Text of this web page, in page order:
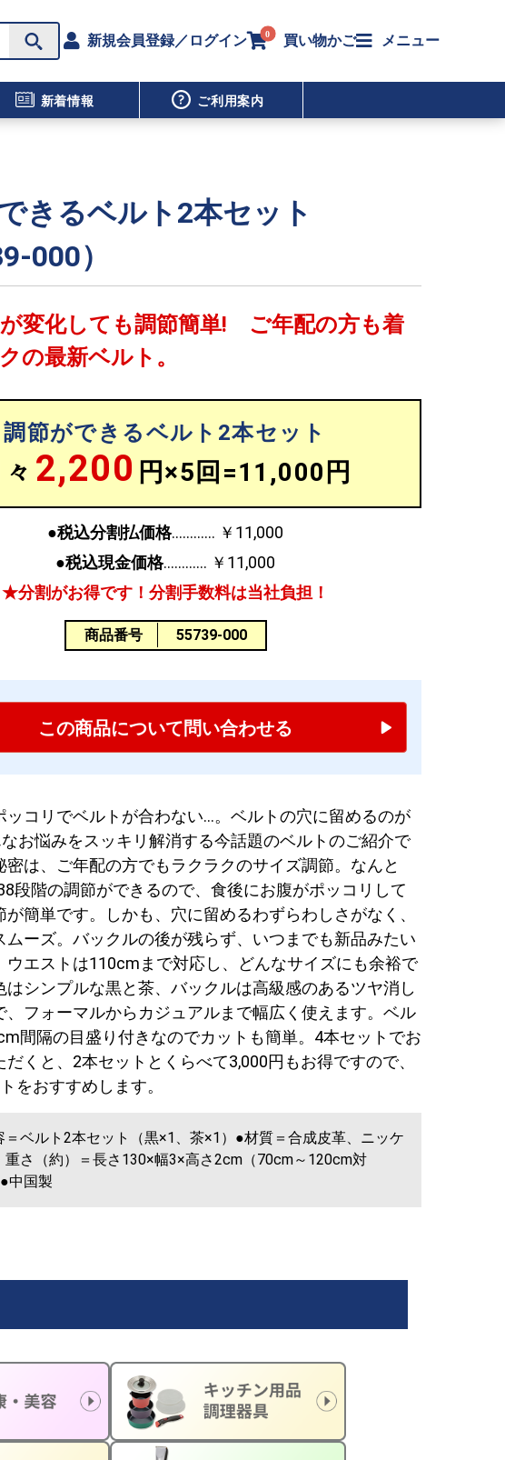
新規会員登録／ログイン 0 買い物かご メニュー
新着情報 ご利用案内
きるベルト2本セット
000）
変化しても調節簡単! ご年配の方も着
の最新ベルト。
調節ができるベルト2本セット
2,200 円×5回=11,000円
●税込分割払価格
￥11,000
●税込現金価格
￥11,000
★分割がお得です！分割手数料は当社負担！
商品番号 55739-000
この商品について問い合わせる
ッコリでベルトが合わない…。ベルトの穴に留めるのが
お悩みをスッキリ解消する今話題のベルトのご紹介で
密は、ご年配の方でもラクラクのサイズ調節。なんと
段階の調節ができるので、食後にお腹がポッコリして
が簡単です。しかも、穴に留めるわずらわしさがなく、
ムーズ。バックルの後が残らず、いつまでも新品みたい
ウエストは110cmまで対応し、どんなサイズにも余裕で
はシンプルな黒と茶、バックルは高級感のあるツヤ消し
、フォーマルからカジュアルまで幅広く使えます。ベル
間隔の目盛り付きなのでカットも簡単。4本セットでお
だくと、2本セットとくらべて3,000円もお得ですので、
をおすすめします。
＝ベルト2本セット（黒×1、茶×1）●材質＝合成皮革、ニッケ
重さ（約）＝長さ130×幅3×高さ2cm（70cm～120cm対
中国製